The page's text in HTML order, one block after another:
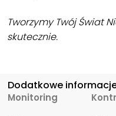
Tworzymy Twój Świat
skutecznie.
Dodatkowe
Monitoring